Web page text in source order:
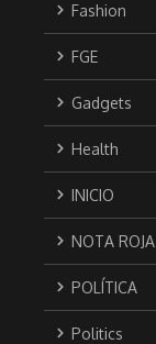
Fashion
FGE
Gadgets
Health
INICIO
NOTA ROJA
POLÍTICA
Politics